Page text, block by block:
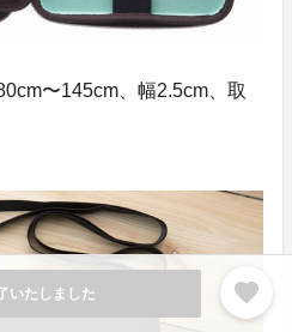
いたしました favorite
〜145cm、幅2.5cm、取